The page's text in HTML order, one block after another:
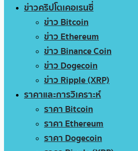
ข่าวคริปโตเคอเรนซี่
ข่าว Bitcoin
ข่าว Ethereum
ข่าว Binance Coin
ข่าว Dogecoin
ข่าว Ripple (XRP)
ราคาและการวิเคราะห์
ราคา Bitcoin
ราคา Ethereum
ราคา Dogecoin